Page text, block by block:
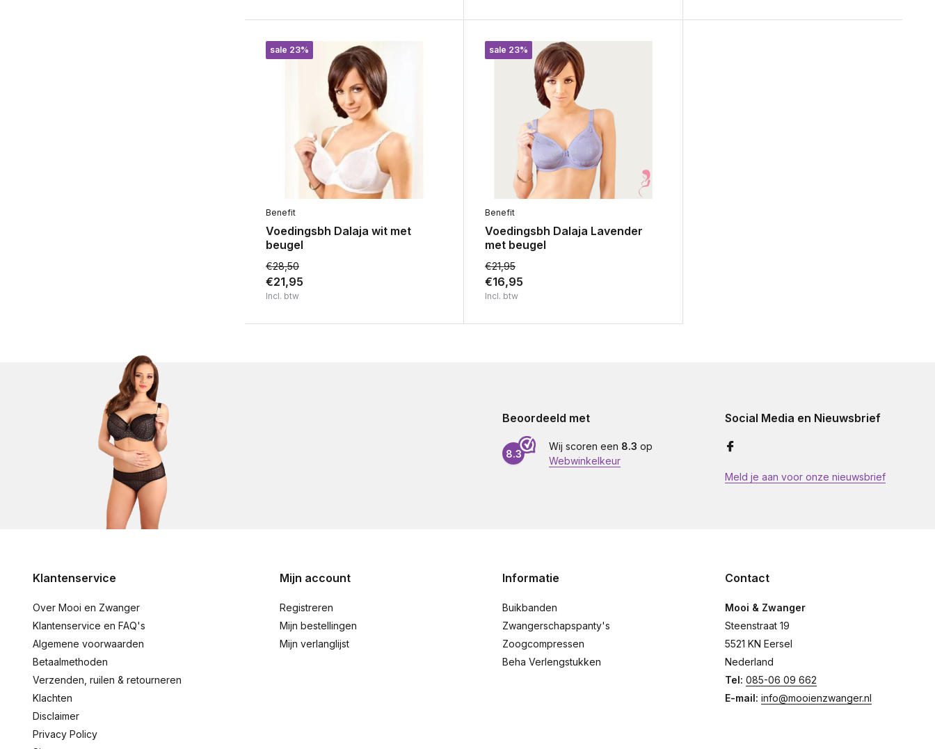
sale 23%
Benefit
Voedingsbh Dalaja wit met
beugel
€28,50
€21,95
Incl. btw
sale 23%
Benefit
Voedingsbh Dalaja Lavender
met beugel
€21,95
€16,95
Incl. btw
Beoordeeld met
8.3
Wij scoren een 8.3 op
Webwinkelkeur
Social Media en Nieuwsbrief
Meld je aan voor onze nieuwsbrief
Klantenservice
Over Mooi en Zwanger
Klantenservice en FAQ's
Algemene voorwaarden
Betaalmethoden
Verzenden, ruilen & retourneren
Klachten
Disclaimer
Privacy Policy
Mijn account
Registreren
Mijn bestellingen
Mijn verlanglijst
Informatie
Buikbanden
Zwangerschapspanty's
Zoogcompressen
Beha Verlengstukken
Contact
Mooi & Zwanger
Steenstraat 19
5521 KN Eersel
Nederland
Tel: 085-06 09 662
E-mail: info@mooienzwanger.nl